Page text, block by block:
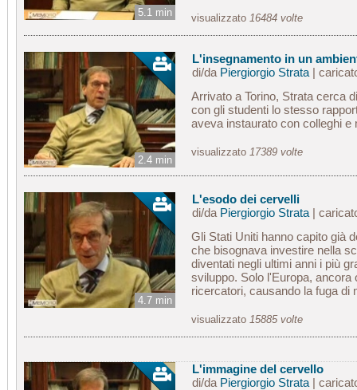
5.1 min visualizzato 16484 volte
2.4 min
L'insegnamento in un
di/da Piergiorgio Strata|
Arrivato a Torino, Strata cerca
con gli studenti lo stesso
aveva instaurato con colleghi e
visualizzato 17389 volte
4.7 min
L'esodo dei cervelli
di/da Piergiorgio Strata|
Gli Stati Uniti hanno capito già
che bisognava investire nella
diventati negli ultimi anni i più
sviluppo. Solo l'Europa, ancora
ricercatori, causando la fuga di
visualizzato 15885 volte
L'immagine del cervello
di/da Piergiorgio Strata|